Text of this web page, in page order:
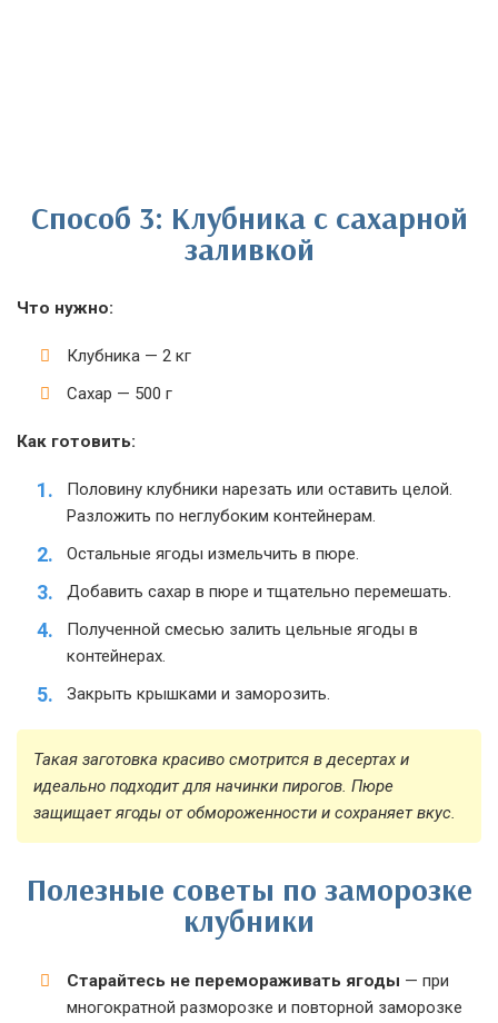
Способ 3: Клубника с сахарной
заливкой
Что нужно:
Клубника — 2 кг
Сахар — 500 г
Как готовить:
Половину клубники нарезать или оставить целой.
Разложить по неглубоким контейнерам.
Остальные ягоды измельчить в пюре.
Добавить сахар в пюре и тщательно перемешать.
Полученной смесью залить цельные ягоды в
контейнерах.
Закрыть крышками и заморозить.
Такая заготовка красиво смотрится в десертах и
идеально подходит для начинки пирогов. Пюре
защищает ягоды от обмороженности и сохраняет вкус.
Полезные советы по заморозке
клубники
Старайтесь не перемораживать ягоды — при
многократной разморозке и повторной заморозке